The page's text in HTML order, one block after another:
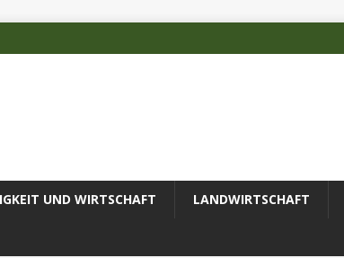
UND WIRTSCHAFT LANDWIRTSCHAFT